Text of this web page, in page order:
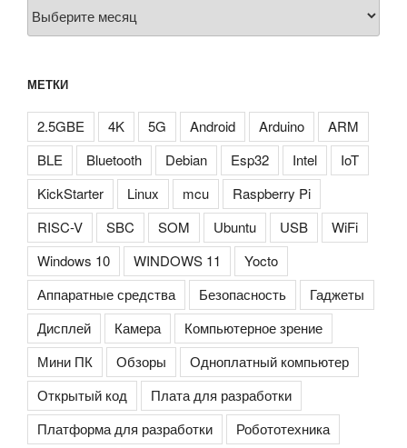
МЕТКИ
2.5GBE 4K 5G Android Arduino
ARM
BLE
Bluetooth Debian Esp32 Intel
IoT
KickStarter
Linux mcu
Raspberry Pi
RISC-V
SBC SOM Ubuntu USB
WiFi
Windows 10
WINDOWS 11
Yocto
Аппаратные средства
Безопасность
Гаджеты
Дисплей
Камера
Компьютерное зрение
Мини ПК
Обзоры
Одноплатный компьютер
Открытый код
Плата для разработки
Платформа для разработки
Робототехника